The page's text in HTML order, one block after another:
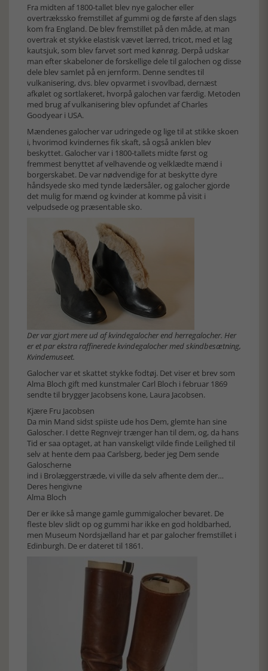
Fra midten af 1800-tallet blev nye galocher eller
overtrækssko fremstillet af gummi og de første af den slags
kom fra England. De blev fremstillet på den måde, at man
overtrak et stykke elastisk vævet lærred, tricot, med et lag
kautsjuk, som blev farvet sort med kønrøg. Derpå udskar
man efter skabeloner de forskellige dele til galochen og disse
dele blev samlet på en jernform. Denne sendtes til
vulkanisering, dvs. blev opvarmet i svovlbad, dernæst
afkølet og sortlakeret, hvorpå galochen var færdig. Metoden
med brug af vulkanisering blev opfundet af Charles
Goodyear i USA.
Mændenes galocher var udringede og lige til at stikke skoen
i, hvorimod kvindernes fik skaft, så også anklen blev
beskyttet. Galocher var i 1800-tallets midte først og
fremmest benyttet af velhavende og velklædte mænd i
borgerskabet. De var nødvendige for at beskytte dyre
håndsyede sko med tynde lædersåler, og galocher gjorde
det mulig for mænd og kvinder at komme på visit i
velpudsede og præsentable sko.
Der var gjort mere ud af kvindegalocher end herregalocher. Her
er et par ekstra raffinerede kvindegalocher med skindbesætning,
Kvindemuseet.
Galocher var et skattet stykke fodtøj. Det viser et brev som
Alma Bloch gift med kunstmaler Carl Bloch i februar 1869
sendte til brygger Jacobsens kone, Laura Jacobsen.
Kjære Fru Jacobsen
Da min Mand sidst spiiste ude hos Dem, glemte han sine
Galoscher. I dette Regnvejr trænger han til dem, og, da hans
Tid er saa optaget, at han vanskeligt vilde finde Leilighed til
selv at hente dem paa Carlsberg, beder jeg Dem sende
Galoscherne
ind i Brolæggerstræde, vi ville da selv afhente dem der…
Deres hengivne
Alma Bloch
Der er ikke så mange gamle gummigalocher bevaret. De
fleste blev slidt op og gummi har ikke en god holdbarhed,
men Museum Nordsjælland har et par galocher fremstillet i
Edinburgh. De er dateret til 1861.